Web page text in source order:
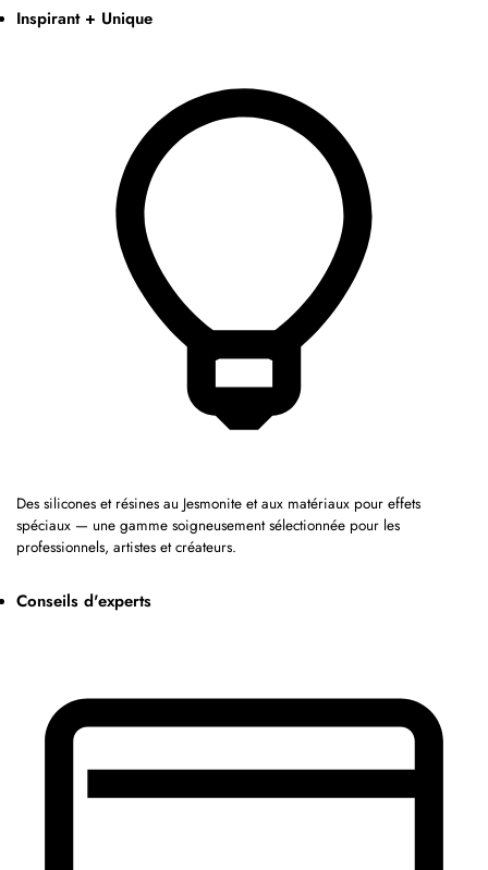
Inspirant + Unique
Des silicones et résines au Jesmonite et aux matériaux pour effets
spéciaux — une gamme soigneusement sélectionnée pour les
professionnels, artistes et créateurs.
Conseils d'experts